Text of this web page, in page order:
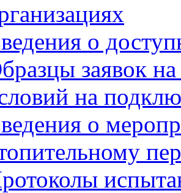
о
заявок
на
о